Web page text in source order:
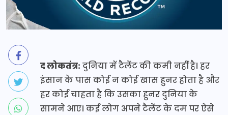
द लोकतंत्र:दुनिया में टैलेंट की कमी नहीं है। हर
इंसान के पास कोई न कोई खास हुनर होता है और
हर कोई चाहता है कि उसका हुनर दुनिया के
सामने आए। कई लोग अपने टैलेंट के दम पर ऐसे